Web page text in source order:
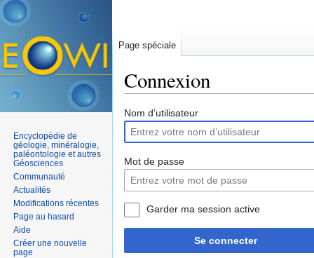
Connexion
Nom d’utilisateur
Mot de passe
Garder ma session active
Se connecter
Page spéciale
Encyclopédie de
géologie, minéralogie,
paléontologie et autres
Géosciences
Communauté
Actualités
Modifications récentes
Page au hasard
Aide
Créer une nouvelle
page